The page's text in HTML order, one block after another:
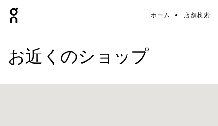
ホーム 店舗検索
お近くのショップ